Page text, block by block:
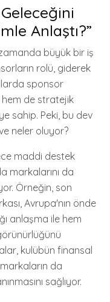
Anlaştı?”
büyük bir iş
rolü, giderek
sponsor
hem de stratejik
sahip. Peki, bu dev
neler oluyor?
maddi destek
markalarını da
Örneğin, son
Avrupa'nın önde
anlaşma ile hem
kulübün finansal
da
sağlıyor.